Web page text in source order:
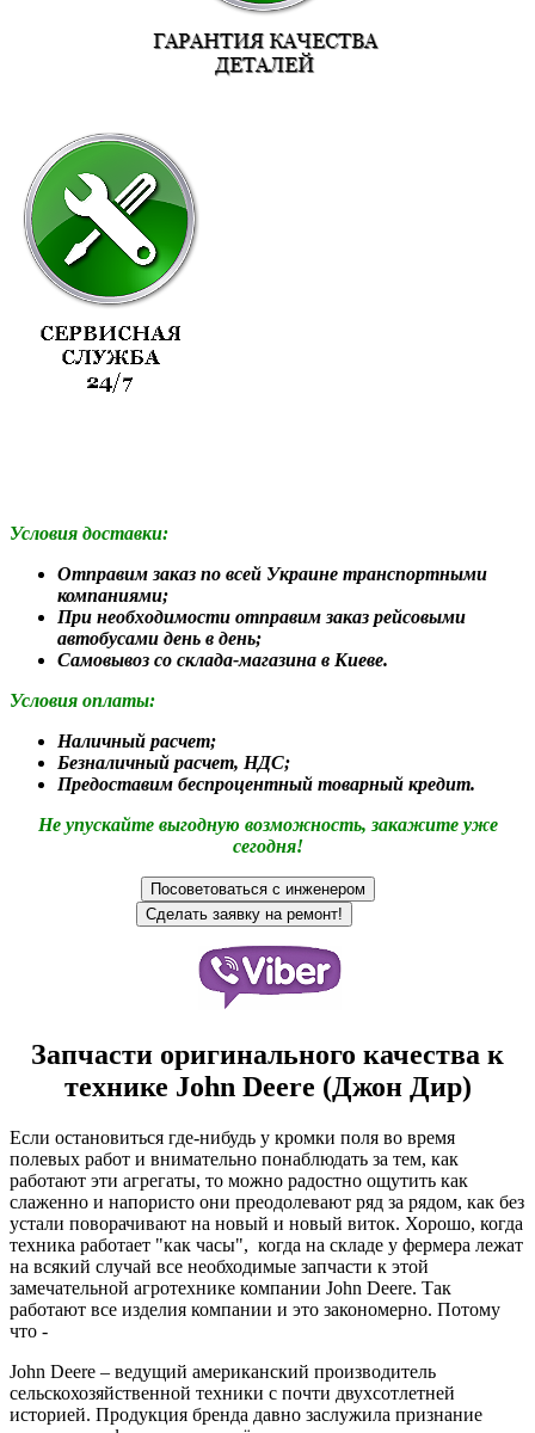
Условия доставки:
Отправим заказ по всей Украине транспортными
компаниями;
При необходимости отправим заказ рейсовыми
автобусами день в день;
Самовывоз со склада-магазина в Киеве.
Условия оплаты:
Наличный расчет;
Безналичный расчет, НДС;
Предоставим беспроцентный товарный кредит.
Не упускайте выгодную возможность, закажите уже
сегодня!
Запчасти оригинального качества к
технике John Deere (Джон Дир)
Если остановиться где-нибудь у кромки поля во время
полевых работ и внимательно понаблюдать за тем, как
работают эти агрегаты, то можно радостно ощутить как
слаженно и напористо они преодолевают ряд за рядом, как без
устали поворачивают на новый и новый виток. Хорошо, когда
техника работает "как часы", когда на складе у фермера лежат
на всякий случай все необходимые запчасти к этой
замечательной агротехнике компании John Deere. Так
работают все изделия компании и это закономерно. Потому
что -
John Deere – ведущий американский производитель
сельскохозяйственной техники с почти двухсотлетней
историей. Продукция бренда давно заслужила признание